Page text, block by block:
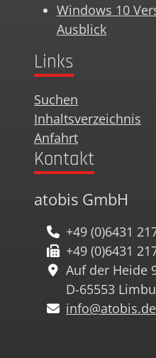
Windows 10
Ausblick
Links
Suchen
Inhaltsverzeichnis
Anfahrt
Kontakt
atobis GmbH
+49 (0)6431
+49 (0)6431
Auf der Heide
D-65553
info@atobis.de